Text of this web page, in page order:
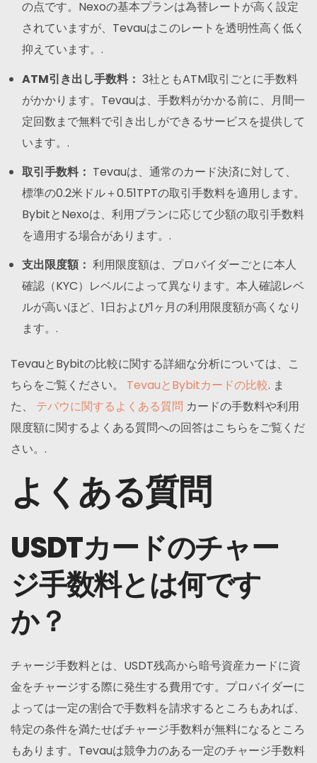
の点です。Nexoの基本プランは為替レートが高く設定
されていますが、Tevauはこのレートを透明性高く低く
抑えています。.
ATM引き出し手数料： 3社ともATM取引ごとに手数料
がかかります。Tevauは、手数料がかかる前に、月間一
定回数まで無料で引き出しができるサービスを提供して
います。.
取引手数料： Tevauは、通常のカード決済に対して、
標準の0.2米ドル＋0.51TPTの取引手数料を適用します。
BybitとNexoは、利用プランに応じて少額の取引手数料
を適用する場合があります。.
支出限度額： 利用限度額は、プロバイダーごとに本人
確認（KYC）レベルによって異なります。本人確認レベ
ルが高いほど、1日および1ヶ月の利用限度額が高くなり
ます。.
TevauとBybitの比較に関する詳細な分析については、こ
ちらをご覧ください。 TevauとBybitカードの比較. ま
た、 テバウに関するよくある質問 カードの手数料や利用
限度額に関するよくある質問への回答はこちらをご覧くだ
さい。.
よくある質問
USDTカードのチャー
ジ手数料とは何です
か？
チャージ手数料とは、USDT残高から暗号資産カードに資
金をチャージする際に発生する費用です。プロバイダーに
よっては一定の割合で手数料を請求するところもあれば、
特定の条件を満たせばチャージ手数料が無料になるところ
もあります。Tevauは競争力のある一定のチャージ手数料